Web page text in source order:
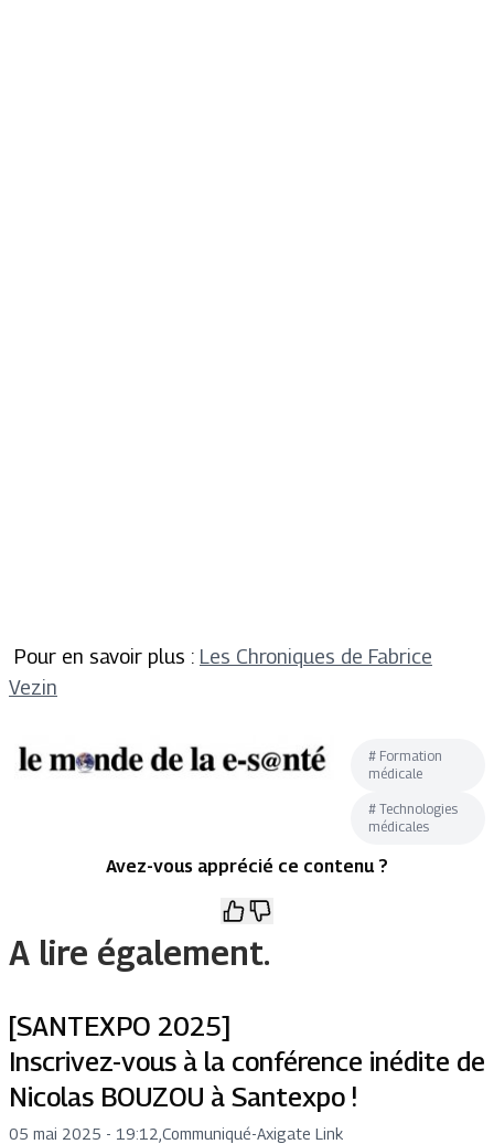
Pour en savoir plus : Les Chroniques de Fabrice
Vezin
# Formation
médicale
# Technologies
médicales
Avez-vous apprécié ce contenu ?
A lire également.
[SANTEXPO 2025]
Inscrivez-vous à la conférence inédite de
Nicolas BOUZOU à Santexpo !
05 mai 2025 - 19:12 Communiqué-Axigate Link